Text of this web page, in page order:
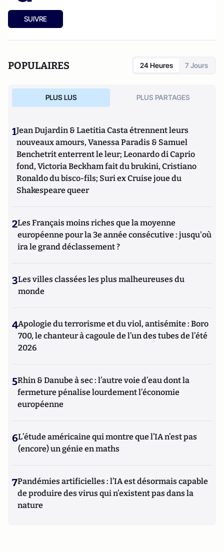
SUIVRE
POPULAIRES 24 Heures 7 Jours
PLUS LUS PLUS PARTAGES
1Jean Dujardin & Laetitia Casta étrennent leurs
nouveaux amours, Vanessa Paradis & Samuel
Benchetrit enterrent le leur; Leonardo di Caprio
fond, Victoria Beckham fait du brukini, Cristiano
Ronaldo du bisco-fils; Suri ex Cruise joue du
Shakespeare queer
2Les Français moins riches que la moyenne
européenne pour la 3e année consécutive : jusqu'où
ira le grand déclassement ?
3Les villes classées les plus malheureuses du
monde
4Apologie du terrorisme et du viol, antisémite : Boro
700, le chanteur à cagoule de l’un des tubes de l’été
2026
5Rhin & Danube à sec : l’autre voie d’eau dont la
fermeture pénalise lourdement l’économie
européenne
6L’étude américaine qui montre que l’IA n’est pas
(encore) un génie en maths
7Pandémies artificielles : l’IA est désormais capable
de produire des virus qui n’existent pas dans la
nature